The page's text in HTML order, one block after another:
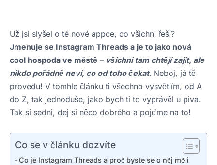
Už jsi slyšel o té nové appce, co všichni řeší?
Jmenuje se Instagram Threads a je to jako nová
cool hospoda ve městě – všichni tam chtějí zajít, ale
nikdo pořádně neví, co od toho čekat. Neboj, já tě
provedu! V tomhle článku ti všechno vysvětlím, od A
do Z, tak jednoduše, jako bych ti to vyprávěl u piva.
Tak si sedni, dej si něco dobrého a pojďme na to!
Co se v článku dozvíte
Co je Instagram Threads a proč byste se o něj měli